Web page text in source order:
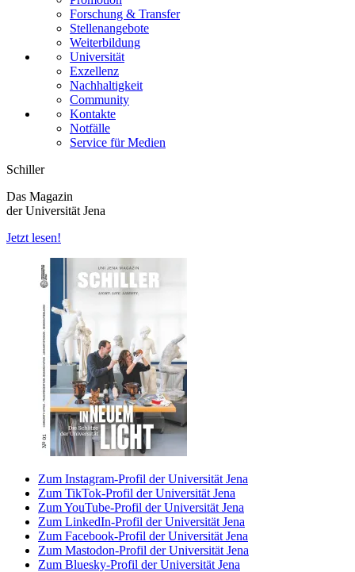
Forschung & Transfer
Stellenangebote
Weiterbildung
Universität
Exzellenz
Nachhaltigkeit
Community
Kontakte
Notfälle
Service für Medien
Schiller
Das Magazin
der Universität Jena
Jetzt lesen!
Zum Instagram-Profil der Universität Jena
Zum TikTok-Profil der Universität Jena
Zum YouTube-Profil der Universität Jena
Zum LinkedIn-Profil der Universität Jena
Zum Facebook-Profil der Universität Jena
Zum Mastodon-Profil der Universität Jena
Zum Bluesky-Profil der Universität Jena